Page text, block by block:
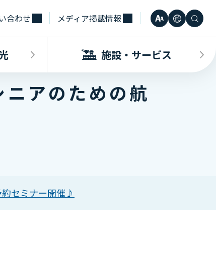
合わせ メディア掲載情報
文
字
小
言
語
日本語
検
索
観光INDEX
施設・サービス
INDEXアのための航
セミナー開催♪